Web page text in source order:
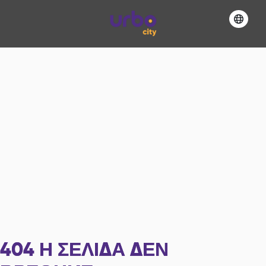
404 Η ΣΕΛΊΔΑ ΔΕΝ